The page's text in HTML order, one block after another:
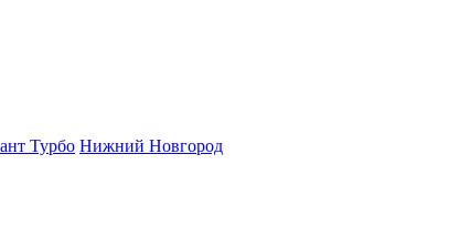
Турбо Нижний Новгород